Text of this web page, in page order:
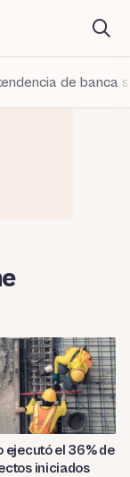
de banca
ejecutó el 36% de
iniciados